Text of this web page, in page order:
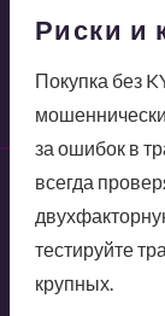
Риски и
Покупка без
за ошибок в
всегда
тестируйте
крупных.